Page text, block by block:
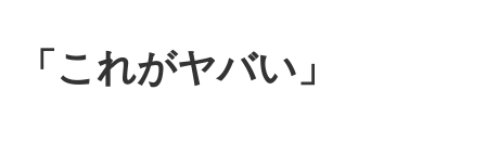
「これがヤバい」